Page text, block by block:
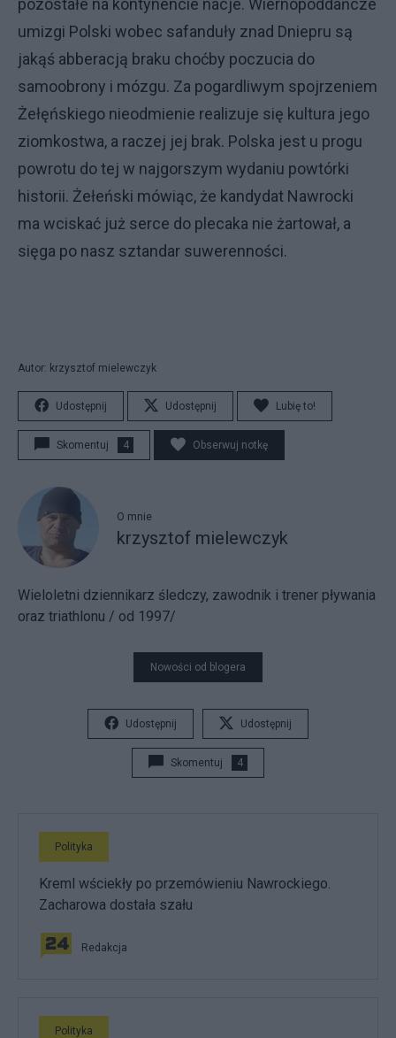
pozostałe na kontynencie nacje. Wiernopoddańcze
umizgi Polski wobec safanduły znad Dniepru są
jakąś abberacją braku choćby poczucia do
samoobrony i mózgu. Za pogardliwym spojrzeniem
Żełęńskiego nieodmienie realizuje się kultura jego
ziomkostwa, a raczej jej brak. Polska jest u progu
powrotu do tej w najgorszym wydaniu powtórki
historii. Żełeński mówiąc, że kandydat Nawrocki
ma wciskać już serce do plecaka nie żartował, a
sięga po nasz sztandar suwerenności.
Autor: krzysztof mielewczyk
Udostępnij Udostępnij Lubię to!
Skomentuj 4 Obserwuj notkę
O mnie
krzysztof mielewczyk
Wieloletni dziennikarz śledczy, zawodnik i trener pływania
oraz triathlonu / od 1997/
Nowości od blogera
Udostępnij Udostępnij
Skomentuj 4
Polityka
Kreml wściekły po przemówieniu Nawrockiego.
Zacharowa dostała szału
Redakcja
Polityka